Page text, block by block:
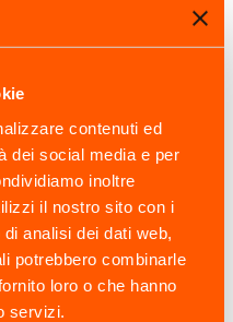
contenuti ed
dei social media e per
inoltre
il nostro sito con i
analisi dei dati web,
potrebbero combinarle
loro o che hanno
servizi.
24 per soddisfare
per ricevere